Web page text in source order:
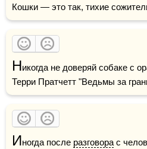
Кошки — это так, тихие
Никогда не доверяй собаке с
Терри Пратчетт "Ведьмы за
Иногда после разговора с